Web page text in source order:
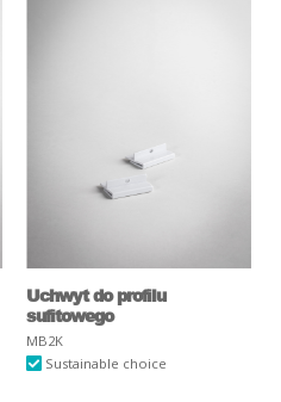
Uchwyt do profilu
sufitowego
MB2K
Sustainable choice